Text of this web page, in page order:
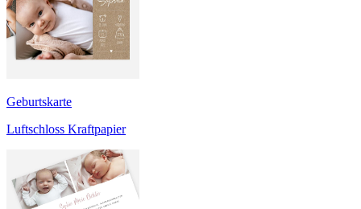
Geburtskarte
Luftschloss Kraftpapier